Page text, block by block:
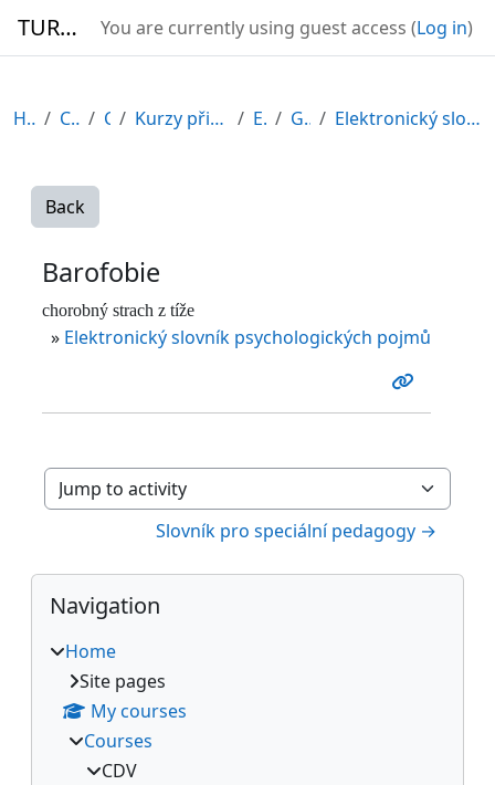
TURBO You are currently using guest access (Log in)
Home Courses CDV Kurzy připravené v rámci ESF EDU-V General Elektronický slovník psychologických pojmů
Back
Barofobie
chorobný strach z tíže
» Elektronický slovník psychologických pojmů
Jump to activity
Slovník pro speciální pedagogy →
Blocks
Skip Navigation
Navigation
Home
Site pages
My courses
Courses
CDV